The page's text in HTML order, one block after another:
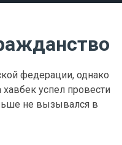
федерации, однако
успел провести
не вызывался в